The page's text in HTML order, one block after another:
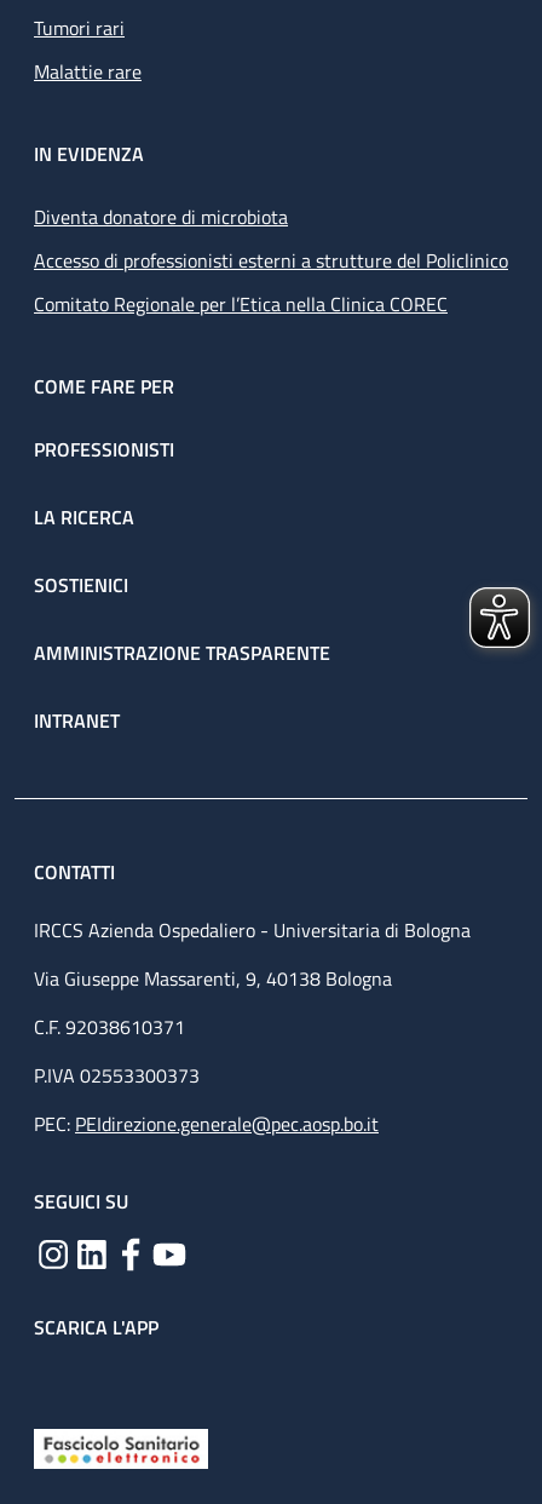
Tumori rari
Malattie rare
IN EVIDENZA
Diventa donatore di microbiota
Accesso di professionisti esterni a strutture del Policlinico
Comitato Regionale per l’Etica nella Clinica COREC
COME FARE PER
PROFESSIONISTI
LA RICERCA
SOSTIENICI
AMMINISTRAZIONE TRASPARENTE
INTRANET
CONTATTI
IRCCS Azienda Ospedaliero - Universitaria di Bologna
Via Giuseppe Massarenti, 9, 40138 Bologna
C.F. 92038610371
P.IVA 02553300373
PEC: PEIdirezione.generale@pec.aosp.bo.it
SEGUICI SU
SCARICA L'APP